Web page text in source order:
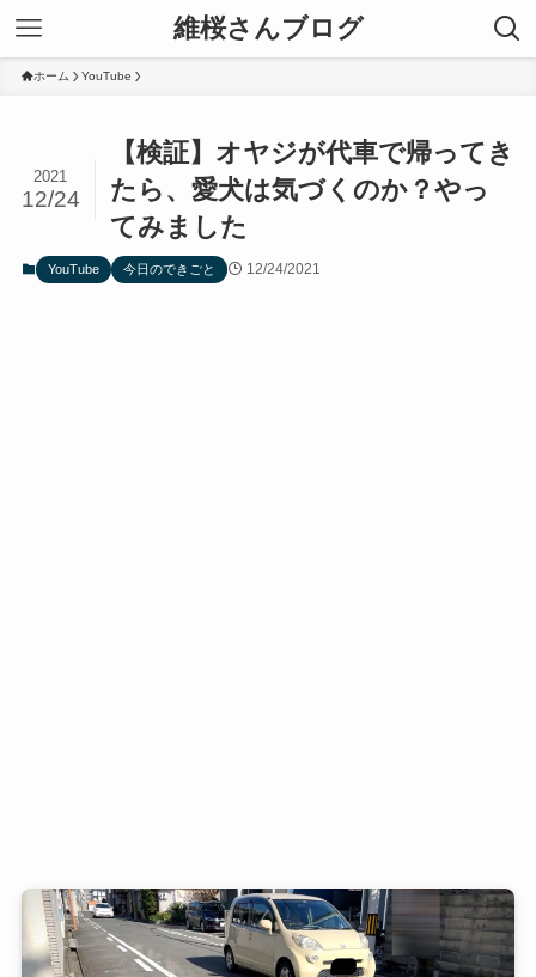
維桜さんブログ
ホーム YouTube
【検証】オヤジが代車で帰ってき
たら、愛犬は気づくのか？やっ
てみました
2021
12/24
YouTube 今日のできごと 12/24/2021